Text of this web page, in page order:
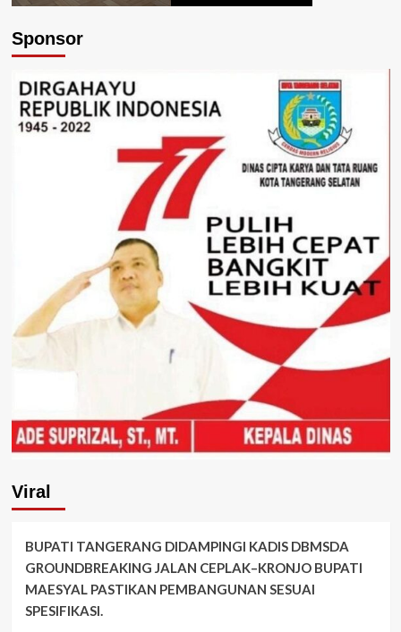
Sponsor
Viral
BUPATI TANGERANG DIDAMPINGI KADIS DBMSDA
GROUNDBREAKING JALAN CEPLAK–KRONJO BUPATI
MAESYAL PASTIKAN PEMBANGUNAN SESUAI
SPESIFIKASI.